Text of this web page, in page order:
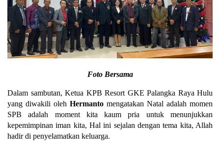
Foto Bersama
Dalam sambutan, Ketua KPB Resort GKE Palangka Raya Hulu
yang diwakili oleh Hermanto mengatakan Natal adalah momen
SPB adalah moment kita kaum pria untuk menunjukkan
kepemimpinan iman kita, Hal ini sejalan dengan tema kita, Allah
hadir di penyelamatkan keluarga.